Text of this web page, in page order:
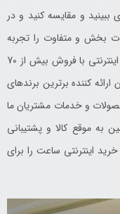
ببینید و مقایسه کنید و در
بخش و متفاوت را تجربه
کنید ساعت مال بزرگترین و معتبر ترین فروشگاه اینترنتی با فروش بیش از 70
کننده برترین برندهای
و خدمات مشتریان ما
به موقع کالا و پشتیبانی
اینترنتی ساعت را برای